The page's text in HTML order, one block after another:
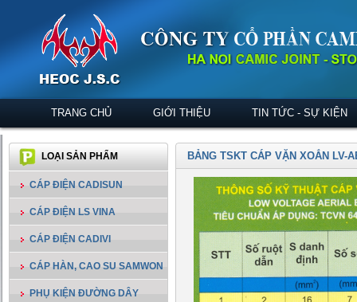
TRANG CHỦ GIỚI THIỆU TIN TỨC - SỰ KIỆN
LOẠI SẢN PHẨM
CÁP ĐIỆN CADISUN
CÁP ĐIỆN LS VINA
CÁP ĐIỆN CADIVI
CÁP HÀN, CAO SU SAMWON
PHỤ KIỆN ĐƯỜNG DÂY
BẢNG TSKT CÁP VẶN XOẮN LV-